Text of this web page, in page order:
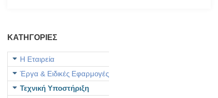
ΚΑΤΗΓΟΡΙΕΣ
Η Εταιρεία
Έργα & Ειδικές Εφαρμογές
Τεχνική Υποστήριξη